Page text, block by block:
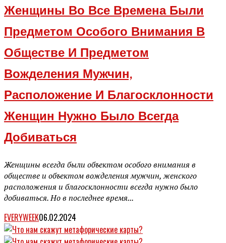
Женщины Во Все Времена Были
Предметом Особого Внимания В
Обществе И Предметом
Вожделения Мужчин,
Расположение И Благосклонности
Женщин Нужно Было Всегда
Добиваться
Женщины всегда были объектом особого внимания в
обществе и объектом вожделения мужчин, женского
расположения и благосклонности всегда нужно было
добиваться. Но в последнее время...
EVERYWEEK06.02.2024